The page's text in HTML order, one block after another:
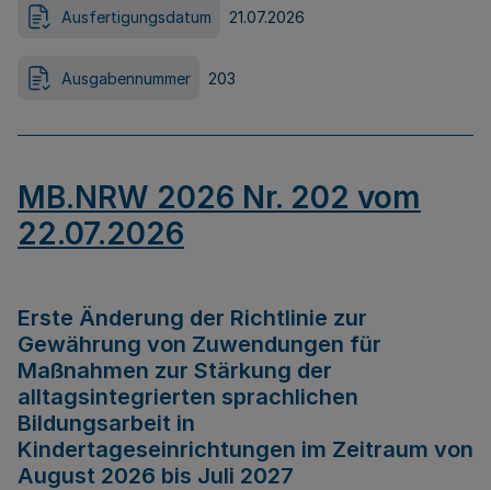
Ausfertigungsdatum 21.07.2026
Ausgabennummer 203
MB.NRW 2026 Nr. 202 vom
22.07.2026
Erste Änderung der Richtlinie zur
Gewährung von Zuwendungen für
Maßnahmen zur Stärkung der
alltagsintegrierten sprachlichen
Bildungsarbeit in
Kindertageseinrichtungen im Zeitraum von
August 2026 bis Juli 2027